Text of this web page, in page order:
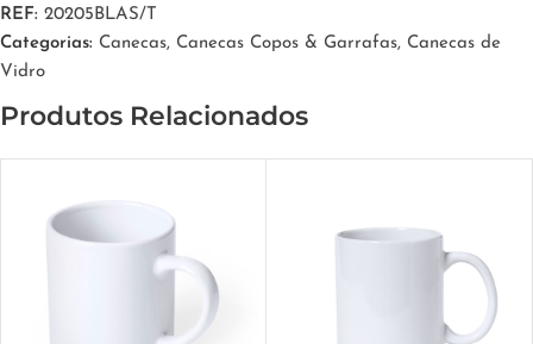
REF: 20205BLAS/T
Categorias: Canecas, Canecas Copos & Garrafas, Canecas de
Vidro
Produtos Relacionados